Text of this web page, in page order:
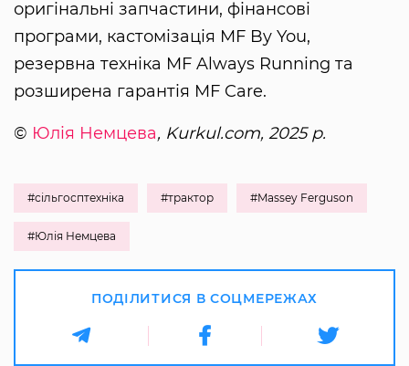
оригінальні запчастини, фінансові
програми, кастомізація MF By You,
резервна техніка MF Always Running та
розширена гарантія MF Care.
© Юлія Немцева, Kurkul.com, 2025 р.
#сільгосптехніка #трактор #Massey Ferguson
#Юлія Немцева
ПОДІЛИТИСЯ В СОЦМЕРЕЖАХ